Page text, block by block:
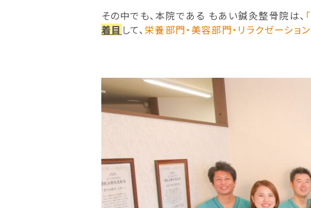
その中でも、本院である もあい鍼灸整骨院は、
着目 して、 栄養部門・美容部門・リラクゼーショ